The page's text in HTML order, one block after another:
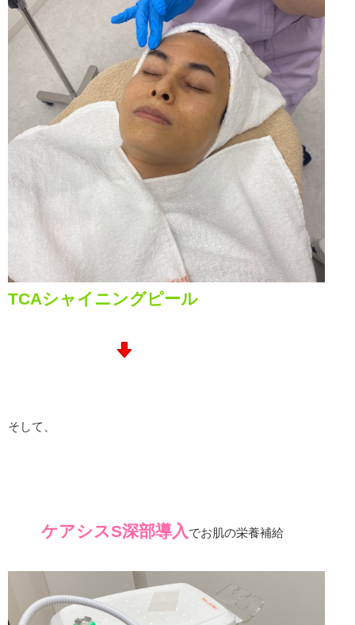
TCAシャイニングピール
そして、
ケアシスS深部導入 でお肌の栄養補給